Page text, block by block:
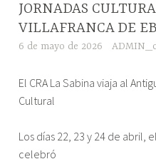
JORNADAS
VILLAFRANCA DE
6 de mayo de 2026
El CRA La Sabina viaja al
Cultural
Los días 22, 23 y 24 de abril,
celebró